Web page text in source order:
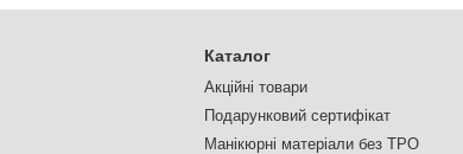
Каталог
Акційні товари
Подарунковий сертифікат
Манікюрні матеріали без TPO